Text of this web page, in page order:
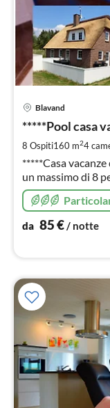
Blavand
*****Pool casa
8 Ospiti160 m24
*****Casa
un massimo di 8
idromassaggio
Lan, Foto,
da 85€/ notte